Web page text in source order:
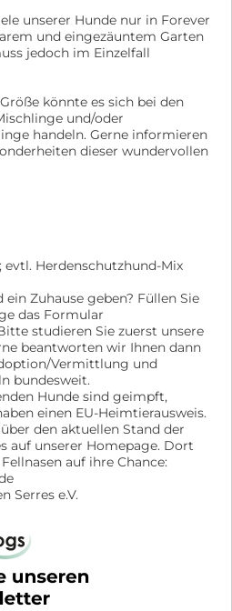
unserer Hunde nur in Forever
und eingezäuntem Garten
jedoch im Einzelfall
könnte es sich bei den
und/oder
handeln. Gerne informieren
dieser wundervollen
evtl. Herdenschutzhund-Mix
Zuhause geben? Füllen Sie
das Formular
Bitte studieren Sie zuerst unsere
beantworten wir Ihnen dann
Vermittlung und
bundesweit.
Hunde sind geimpft,
einen EU-Heimtierausweis.
den aktuellen Stand der
auf unserer Homepage. Dort
auf ihre Chance:
Serres e.V.